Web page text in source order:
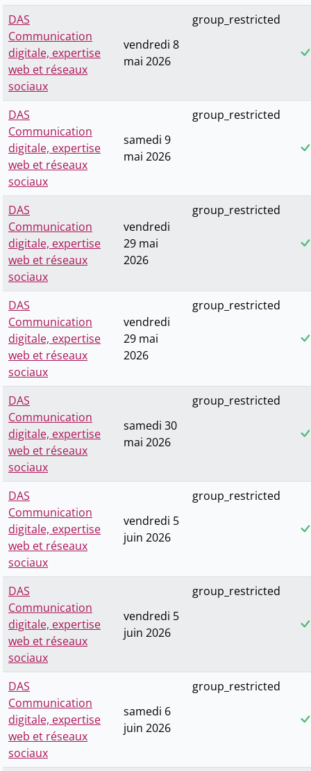
DAS
Communication
digitale, expertise
web et réseaux
sociaux
vendredi 8
mai 2026
group_restricted
DAS
Communication
digitale, expertise
web et réseaux
sociaux
samedi 9
mai 2026
group_restricted
DAS
Communication
digitale, expertise
web et réseaux
sociaux
vendredi
29 mai
2026
group_restricted
DAS
Communication
digitale, expertise
web et réseaux
sociaux
vendredi
29 mai
2026
group_restricted
DAS
Communication
digitale, expertise
web et réseaux
sociaux
samedi 30
mai 2026
group_restricted
DAS
Communication
digitale, expertise
web et réseaux
sociaux
vendredi 5
juin 2026
group_restricted
DAS
Communication
digitale, expertise
web et réseaux
sociaux
vendredi 5
juin 2026
group_restricted
DAS
Communication
digitale, expertise
web et réseaux
sociaux
samedi 6
juin 2026
group_restricted